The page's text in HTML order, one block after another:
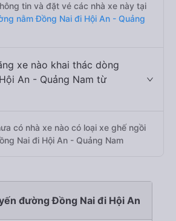
tin và đặt vé các nhà xe này tại
nằm Đồng Nai đi Hội An - Quảng
xe nào khai thác dòng
An - Quảng Nam từ
có nhà xe nào có loại xe ghế ngồi
Nai đi Hội An - Quảng Nam
đường Đồng Nai đi Hội An